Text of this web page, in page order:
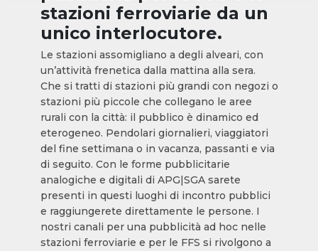
stazioni ferroviarie da un
unico interlocutore.
Le stazioni assomigliano a degli alveari, con
un’attività frenetica dalla mattina alla sera.
Che si tratti di stazioni più grandi con negozi o
stazioni più piccole che collegano le aree
rurali con la città: il pubblico è dinamico ed
eterogeneo. Pendolari giornalieri, viaggiatori
del fine settimana o in vacanza, passanti e via
di seguito. Con le forme pubblicitarie
analogiche e digitali di APG|SGA sarete
presenti in questi luoghi di incontro pubblici
e raggiungerete direttamente le persone. I
nostri canali per una pubblicità ad hoc nelle
stazioni ferroviarie e per le FFS si rivolgono a